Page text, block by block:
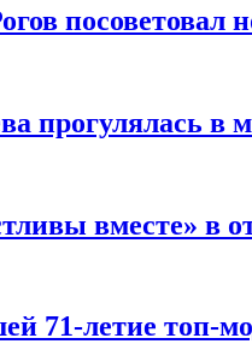
прогулялась в
вместе» в
71-летие топ-